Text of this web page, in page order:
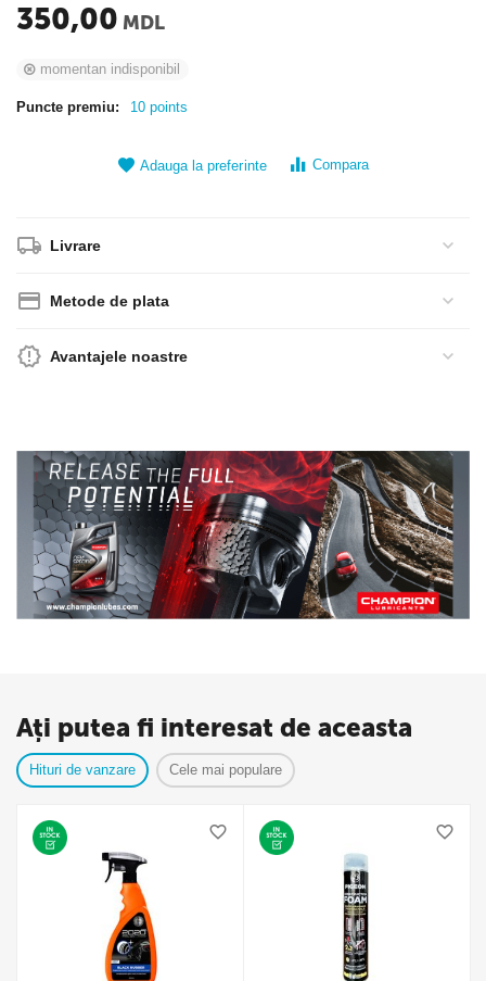
350,00 MDL
momentan indisponibil
Puncte premiu: 10 points
Adauga la preferinte Compara
Livrare
Metode de plata
Avantajele noastre
Ați putea fi interesat de aceasta
Hituri de vanzare Cele mai populare